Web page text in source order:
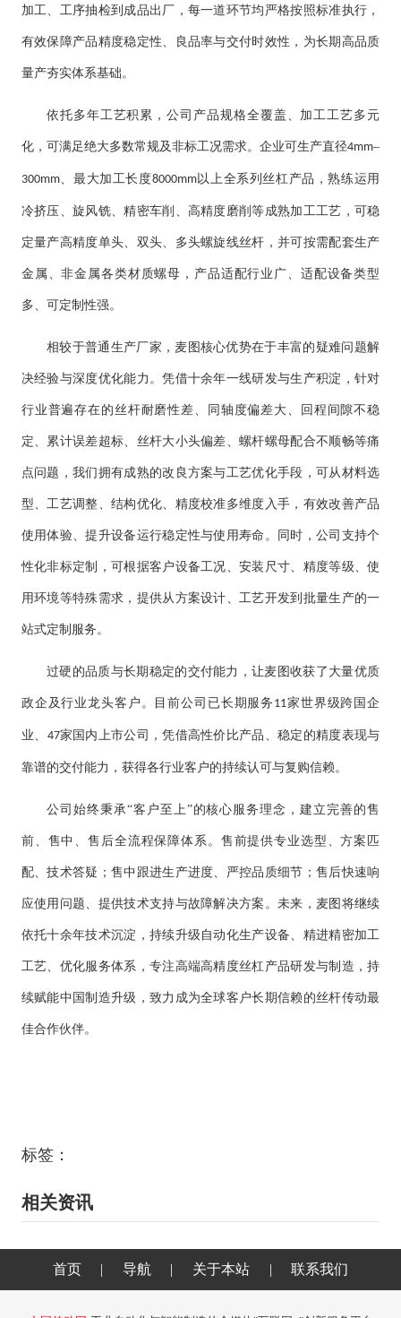
加工、工序抽检到成品出厂，每一道环节均严格按照标准执行，
有效保障产品精度稳定性、良品率与交付时效性，为长期高品质
量产夯实体系基础。
依托多年工艺积累，公司产品规格全覆盖、加工工艺多元
化，可满足绝大多数常规及非标工况需求。企业可生产直径4mm–
300mm、最大加工长度8000mm以上全系列丝杠产品，熟练运用
冷挤压、旋风铣、精密车削、高精度磨削等成熟加工工艺，可稳
定量产高精度单头、双头、多头螺旋线丝杆，并可按需配套生产
金属、非金属各类材质螺母，产品适配行业广、适配设备类型
多、可定制性强。
相较于普通生产厂家，麦图核心优势在于丰富的疑难问题解
决经验与深度优化能力。凭借十余年一线研发与生产积淀，针对
行业普遍存在的丝杆耐磨性差、同轴度偏差大、回程间隙不稳
定、累计误差超标、丝杆大小头偏差、螺杆螺母配合不顺畅等痛
点问题，我们拥有成熟的改良方案与工艺优化手段，可从材料选
型、工艺调整、结构优化、精度校准多维度入手，有效改善产品
使用体验、提升设备运行稳定性与使用寿命。同时，公司支持个
性化非标定制，可根据客户设备工况、安装尺寸、精度等级、使
用环境等特殊需求，提供从方案设计、工艺开发到批量生产的一
站式定制服务。
过硬的品质与长期稳定的交付能力，让麦图收获了大量优质
政企及行业龙头客户。目前公司已长期服务 11家世界级跨国企
业、 47家国内上市公司，凭借高性价比产品、稳定的精度表现与
靠谱的交付能力，获得各行业客户的持续认可与复购信赖。
公司始终秉承“客户至上”的核心服务理念，建立完善的售
前、售中、售后全流程保障体系。售前提供专业选型、方案匹
配、技术答疑；售中跟进生产进度、严控品质细节；售后快速响
应使用问题、提供技术支持与故障解决方案。未来，麦图将继续
依托十余年技术沉淀，持续升级自动化生产设备、精进精密加工
工艺、优化服务体系，专注高端高精度丝杠产品研发与制造，持
续赋能中国制造升级，致力成为全球客户长期信赖的丝杆传动最
佳合作伙伴。
标签：
相关资讯
首页 | 导航 | 关于本站 | 联系我们